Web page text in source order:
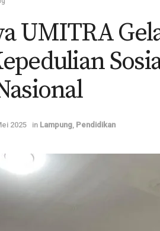
UMITRA
2025 in Lampung Pendidikan